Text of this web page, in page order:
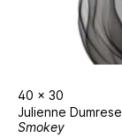
40 x 30
Julienne Dumrese
Smokey